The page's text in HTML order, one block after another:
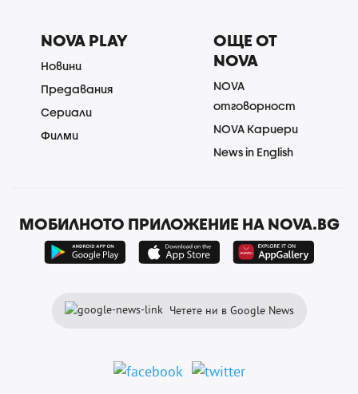
NOVA PLAY
Новини
Предавания
Сериали
Филми
ОЩЕ ОТ
NOVA
NOVA
отговорност
NOVA Кариери
News in English
МОБИЛНОТО ПРИЛОЖЕНИЕ НА NOVA.BG
Четете ни в Google News